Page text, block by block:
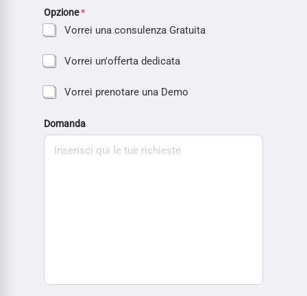
Opzione*
Vorrei una consulenza Gratuita
Vorrei un'offerta dedicata
Vorrei prenotare una Demo
Domanda